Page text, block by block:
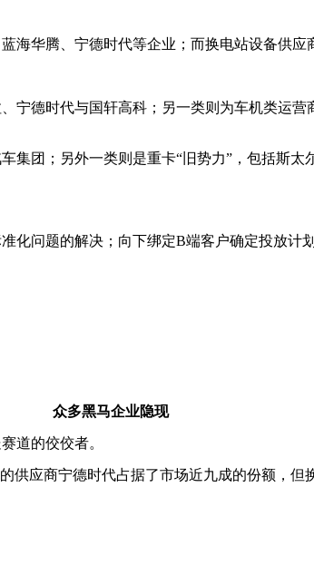
华腾、宁德时代等企业；而换电站设备供应
宁德时代与国轩高科；另一类则为车机类运
团；另外一类则是重卡“旧势力”，包括斯
化问题的解决；向下绑定B端客户确定投放计
众多黑马企业隐现
道的佼佼者。
供应商宁德时代占据了市场近九成的份额，